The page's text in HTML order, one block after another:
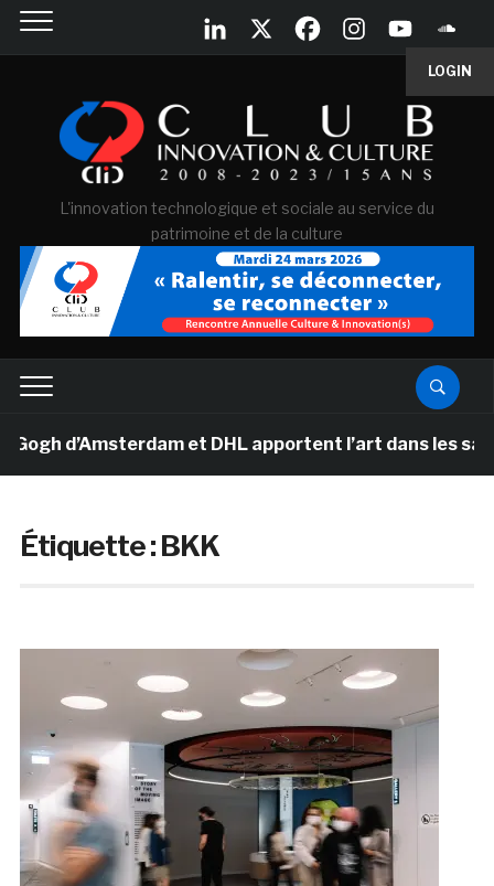
LOGIN
L'innovation technologique et sociale au service du
patrimoine et de la culture
d’Amsterdam et DHL apportent l’art dans les salles
Étiquette :BKK